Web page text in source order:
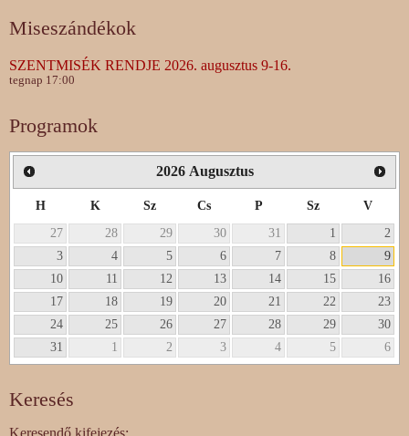
Miseszándékok
SZENTMISÉK RENDJE 2026. augusztus 9-16.
tegnap 17:00
Programok
2026 Augusztus
H K Sz Cs P Sz
V
27
28 29 30 31 1
2
3
4 5 6 7 8
9
10
11 12 13 14 15
16
17
18 19 20 21 22
23
24
25 26 27 28 29
30
31
1 2 3 4 5 6
Keresés